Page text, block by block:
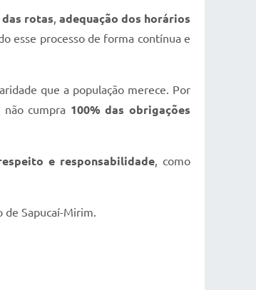
rotas, adequação dos horários
esse processo de forma contínua e
que a população merece. Por
não cumpra 100% das obrigações
e responsabilidade, como
de Sapucaí-Mirim.